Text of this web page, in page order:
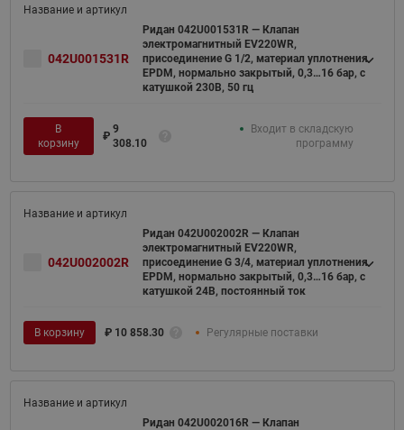
042U001531R
Ридан 042U001531R — Клапан
электромагнитный EV220WR,
присоединение G 1/2, материал уплотнения
EPDM, нормально закрытый, 0,3…16 бар, с
катушкой 230В, 50 гц
В
корзину
₽
9
308.10
Входит в складскую
программу
042U002002R
Ридан 042U002002R — Клапан
электромагнитный EV220WR,
присоединение G 3/4, материал уплотнения
EPDM, нормально закрытый, 0,3…16 бар, с
катушкой 24В, постоянный ток
В корзину ₽ 10 858.30 Регулярные поставки
Ридан 042U002016R — Клапан